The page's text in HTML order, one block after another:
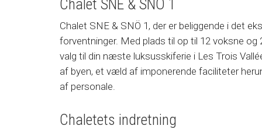
Chalet SNE & SNÖ 1
Chalet SNE & SNÖ 1, der er beliggende i det
forventninger. Med plads til op til 12 voksne
valg til din næste luksusskiferie i Les Trois
af byen, et væld af imponerende faciliteter
af personale.
Chaletets indretning